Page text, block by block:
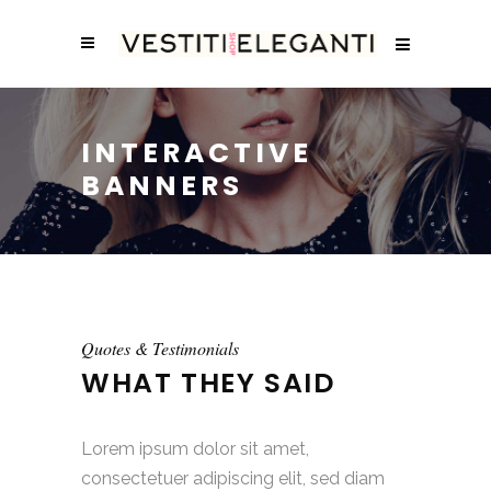
INTERACTIVE
BANNERS
Quotes & Testimonials
WHAT THEY SAID
Lorem ipsum dolor sit amet,
consectetuer adipiscing elit, sed diam